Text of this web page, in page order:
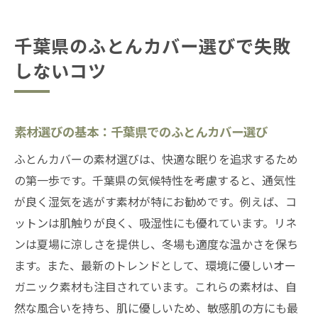
眠りの質向上
快適な眠りを追求する千葉県のふとんカバ
ー探し
方法
千葉県のふとんカバー選びで失敗
しないコツ
素材選びの基本：千葉県でのふとんカバー選び
ふとんカバーの素材選びは、快適な眠りを追求するため
の第一歩です。千葉県の気候特性を考慮すると、通気性
が良く湿気を逃がす素材が特にお勧めです。例えば、コ
ットンは肌触りが良く、吸湿性にも優れています。リネ
ンは夏場に涼しさを提供し、冬場も適度な温かさを保ち
ます。また、最新のトレンドとして、環境に優しいオー
ガニック素材も注目されています。これらの素材は、自
然な風合いを持ち、肌に優しいため、敏感肌の方にも最